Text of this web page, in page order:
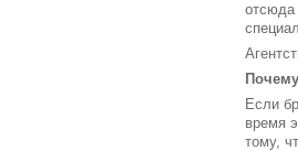
отсюда
Если
время
тому,